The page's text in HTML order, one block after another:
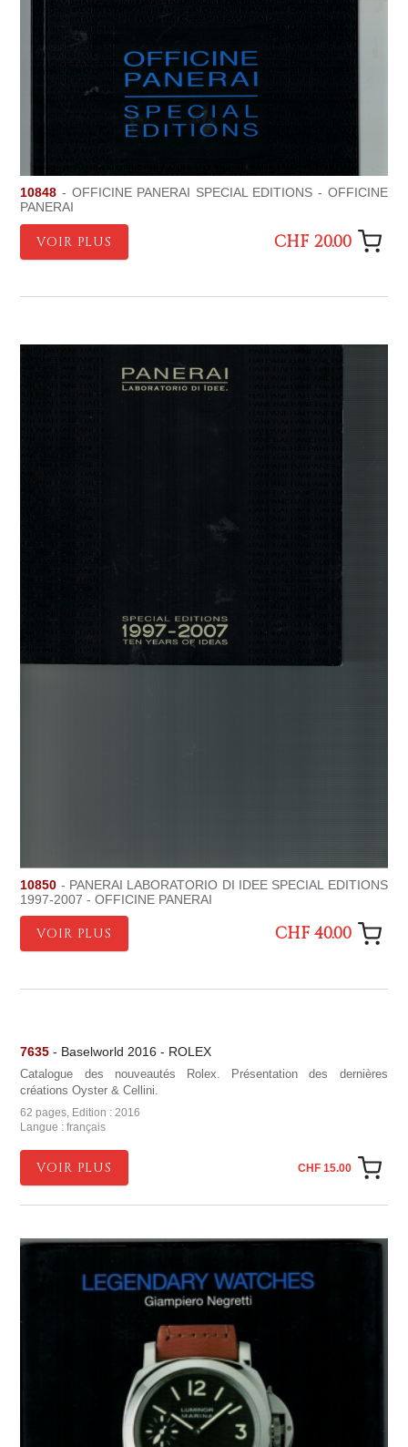
10848 - OFFICINE PANERAI SPECIAL EDITIONS - OFFICINE
PANERAI
VOIR PLUS CHF 20.00
10850 - PANERAI LABORATORIO DI IDEE SPECIAL EDITIONS
1997-2007 - OFFICINE PANERAI
VOIR PLUS CHF 40.00
7635 - Baselworld 2016 - ROLEX
Catalogue des nouveautés Rolex. Présentation des dernières
créations Oyster & Cellini.
62 pages, Edition : 2016
Langue : français
VOIR PLUS CHF 15.00